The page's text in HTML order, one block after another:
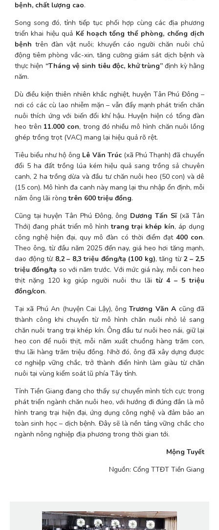
bệnh, chất lượng cao.
Song song đó, tỉnh tiếp tục phối hợp cùng các địa phương
triển khai hiệu quả Kế hoạch tổng thể phòng, chống dịch
bệnh trên đàn vật nuôi; khuyến cáo người chăn nuôi chủ
động tiêm phòng vắc-xin, tăng cường giám sát dịch bệnh và
thực hiện “Tháng vệ sinh tiêu độc, khử trùng” định kỳ hằng
năm.
Dù điều kiện thiên nhiên khắc nghiệt, huyện Tân Phú Đông –
nơi có các cù lao nhiễm mặn – vẫn đẩy mạnh phát triển chăn
nuôi thích ứng với biến đổi khí hậu. Huyện hiện có tổng đàn
heo trên 11.000 con, trong đó nhiều mô hình chăn nuôi lồng
ghép trồng trọt (VAC) mang lại hiệu quả rõ rệt.
Tiêu biểu như hộ ông Lê Văn Trúc (xã Phú Thạnh) đã chuyển
đổi 5 ha đất trồng lúa kém hiệu quả sang trồng sả chuyên
canh, 2 ha trồng dừa và đầu tư chăn nuôi heo (50 con) và dê
(15 con). Mô hình đa canh này mang lại thu nhập ổn định, mỗi
năm ông lãi ròng trên 600 triệu đồng.
Cũng tại huyện Tân Phú Đông, ông Dương Tấn Sĩ (xã Tân
Thới) đang phát triển mô hình trang trại khép kín, áp dụng
công nghệ hiện đại, quy mô đàn có thời điểm đạt 400 con.
Theo ông, từ đầu năm 2025 đến nay, giá heo hơi tăng mạnh,
dao động từ 8,2 – 8,3 triệu đồng/tạ (100 kg), tăng từ 2 – 2,5
triệu đồng/tạ so với năm trước. Với mức giá này, mỗi con heo
thịt nặng 120 kg giúp người nuôi thu lãi từ 4 – 5 triệu
đồng/con.
Tại xã Phú An (huyện Cai Lậy), ông Trương Văn A cũng đã
thành công khi chuyển từ mô hình chăn nuôi nhỏ lẻ sang
chăn nuôi trang trại khép kín. Ông đầu tư nuôi heo nái, giữ lại
heo con để nuôi thịt, mỗi năm xuất chuồng hàng trăm con,
thu lãi hàng trăm triệu đồng. Nhờ đó, ông đã xây dựng được
cơ nghiệp vững chắc, trở thành điển hình làm giàu từ chăn
nuôi tại vùng kiểm soát lũ phía Tây tỉnh.
Tỉnh Tiền Giang đang cho thấy sự chuyển mình tích cực trong
phát triển ngành chăn nuôi heo, với hướng đi đúng đắn là mô
hình trang trại hiện đại, ứng dụng công nghệ và đảm bảo an
toàn sinh học – dịch bệnh. Đây sẽ là nền tảng vững chắc cho
ngành nông nghiệp địa phương trong thời gian tới.
Mộng Tuyết
Nguồn: Cổng TTĐT Tiền Giang